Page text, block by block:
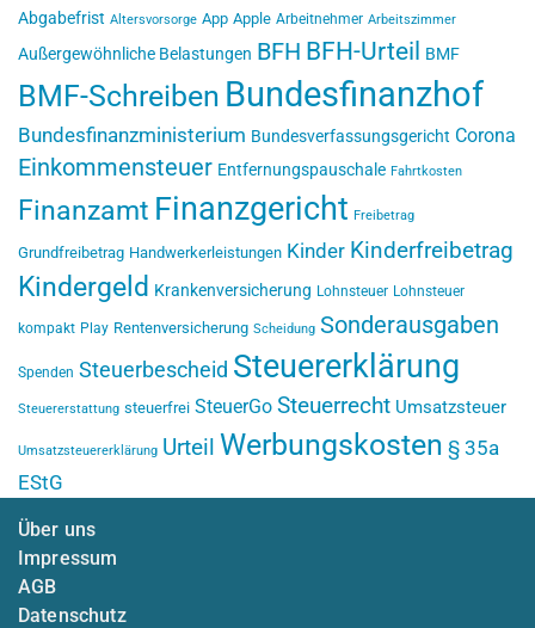
Abgabefrist Altersvorsorge App Apple Arbeitnehmer Arbeitszimmer
Außergewöhnliche Belastungen BFH BFH-Urteil BMF
BMF-Schreiben Bundesfinanzhof
Bundesfinanzministerium Bundesverfassungsgericht Corona
Einkommensteuer Entfernungspauschale Fahrtkosten
Finanzamt Finanzgericht Freibetrag
Grundfreibetrag Handwerkerleistungen Kinder Kinderfreibetrag
Kindergeld Krankenversicherung Lohnsteuer Lohnsteuer
kompakt Play Rentenversicherung Scheidung Sonderausgaben
Spenden Steuerbescheid Steuererklärung
Steuererstattung steuerfrei SteuerGo Steuerrecht Umsatzsteuer
Umsatzsteuererklärung Urteil Werbungskosten § 35a
EStG
Über uns
Impressum
AGB
Datenschutz